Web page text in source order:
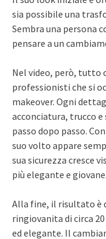
sia possibile una
Sembra una persona
pensare a un
Nel video, però, tutto
professionisti che si
makeover. Ogni
acconciatura, trucco
passo dopo passo.
suo volto appare
sua sicurezza cresce
più elegante e giovane.
Alla fine, il risultato è
ringiovanita di circa
ed elegante. Il